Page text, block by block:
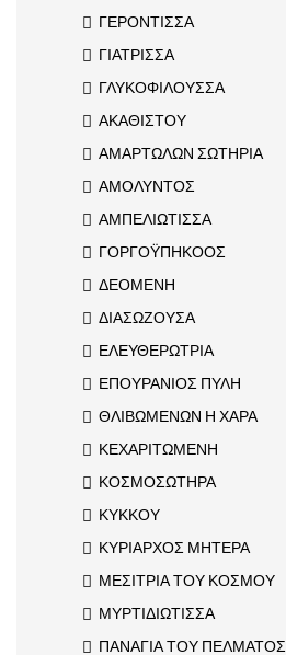
ΓΕΡΟΝΤΙΣΣΑ
ΓΙΑΤΡΙΣΣΑ
ΓΛΥΚΟΦΙΛΟΥΣΣΑ
ΑΚΑΘΙΣΤΟΥ
ΑΜΑΡΤΩΛΩΝ ΣΩΤΗΡΙΑ
ΑΜΟΛΥΝΤΟΣ
ΑΜΠΕΛΙΩΤΙΣΣΑ
ΓΟΡΓΟΫΠΗΚΟΟΣ
ΔΕΟΜΕΝΗ
ΔΙΑΣΩΖΟΥΣΑ
ΕΛΕΥΘΕΡΩΤΡΙΑ
ΕΠΟΥΡΑΝΙΟΣ ΠΥΛΗ
ΘΛΙΒΩΜΕΝΩΝ Η ΧΑΡΑ
ΚΕΧΑΡΙΤΩΜΕΝΗ
ΚΟΣΜΟΣΩΤΗΡΑ
ΚΥΚΚΟΥ
ΚΥΡΙΑΡΧΟΣ ΜΗΤΕΡΑ
ΜΕΣΙΤΡΙΑ ΤΟΥ ΚΟΣΜΟΥ
ΜΥΡΤΙΔΙΩΤΙΣΣΑ
ΠΑΝΑΓΙΑ ΤΟΥ ΠΕΛΜΑΤΟΣ